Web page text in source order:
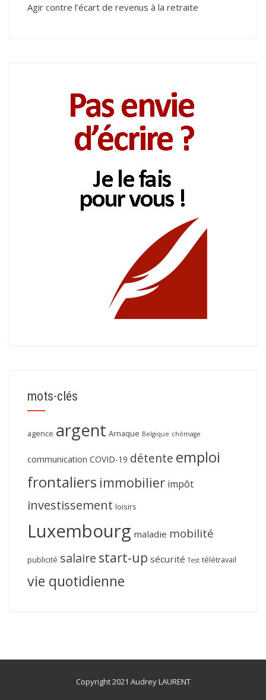
Agir contre l’écart de revenus à la retraite
mots-clés
agence argent Arnaque Belgique chômage
communication COVID-19 détente emploi
frontaliers immobilier impôt
investissement loisirs
Luxembourg maladie mobilité
publicité salaire start-up sécurité Test télétravail
vie quotidienne
Copyright 2021 Audrey LAURENT